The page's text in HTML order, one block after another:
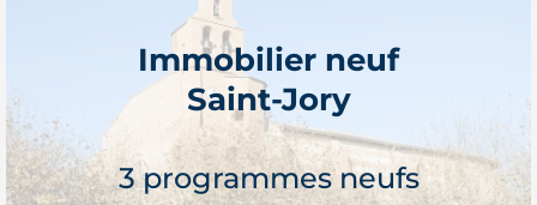
Je découvre
Immobilier neuf
Saint-Jory
3 programmes neufs